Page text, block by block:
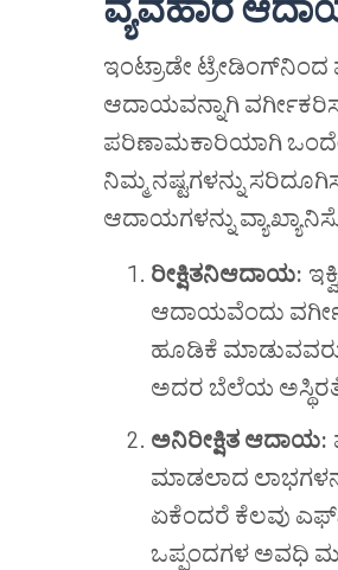
ಇಂಟ್ರಾಡೇ ಟ್ರೇಡಿಂಗ್‌ನಿಂದ
ಆದಾಯವನ್ನಾಗಿ
ಪರಿಣಾಮಕಾರಿಯಾಗಿ ಒಂದೇ
ನಿಮ್ಮ ನಷ್ಟಗಳನ್ನು
ಆದಾಯಗಳನ್ನು
ರೀಕ್ಷಿತನಿಆದಾಯ:
ಆದಾಯವೆಂದು
ಹೂಡಿಕೆ
ಅದರ ಬೆಲೆಯ
ಅನಿರೀಕ್ಷಿತ ಆದಾಯ:
ಮಾಡಲಾದ
ಏಕೆಂದರೆ ಕೆಲವು
ಒಪ್ಪಂದಗಳ ಅವಧಿ